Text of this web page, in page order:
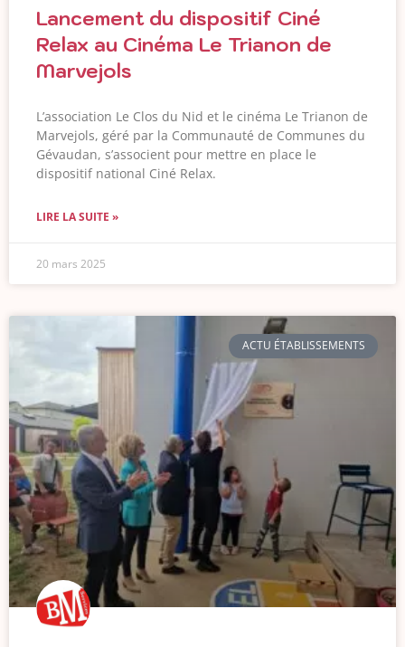
Lancement du dispositif Ciné
Relax au Cinéma Le Trianon de
Marvejols
L’association Le Clos du Nid et le cinéma Le Trianon de
Marvejols, géré par la Communauté de Communes du
Gévaudan, s’associent pour mettre en place le
dispositif national Ciné Relax.
LIRE LA SUITE »
20 mars 2025
ACTU ÉTABLISSEMENTS